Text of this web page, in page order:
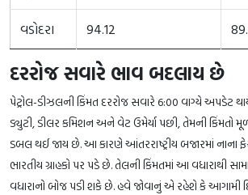
વડોદરા 94.12
દરરોજ સવારે ભાવ બદલાય છે
પેટ્રોલ-ડીઝલની કિંમત દરરોજ સવારે 6:00 વાગ્યે અપડેટ
ડ્યુટી, ડીલર કમિશન અને વેટ ઉમેર્યા પછી, તેમની કિંમતો
ડબલ થઈ જાય છે. આ કારણે આંતરરાષ્ટ્રીય બજારમાં નાના
ભારતીય ગ્રાહકો પર પડે છે. તેલની કિંમતમાં આ વધારાથી
વધારાનો બોજ પડી શકે છે. હવે જોવાનું એ રહેશે કે આગામી